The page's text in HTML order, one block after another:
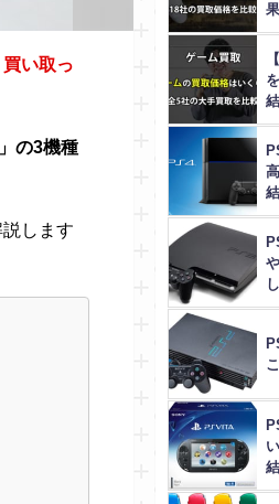
い取っ
の3機種
します
果